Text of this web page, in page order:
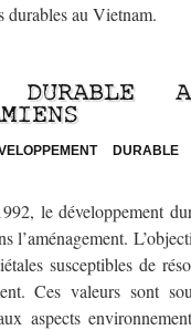
durables au Vietnam.
DURABLE
DURABLE
le développement
l’aménagement.
susceptibles de
Ces valeurs sont
aspects